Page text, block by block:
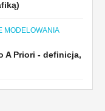
MODELOWANIA
A Priori - definicja,